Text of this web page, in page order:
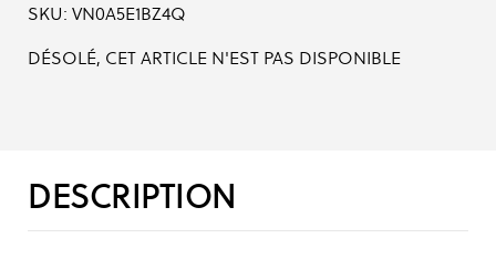
SKU: VN0A5E1BZ4Q
DÉSOLÉ, CET ARTICLE N'EST PAS DISPONIBLE
DESCRIPTION